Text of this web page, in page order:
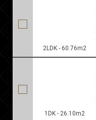
2LDK - 60.76m2
1DK - 26.10m2